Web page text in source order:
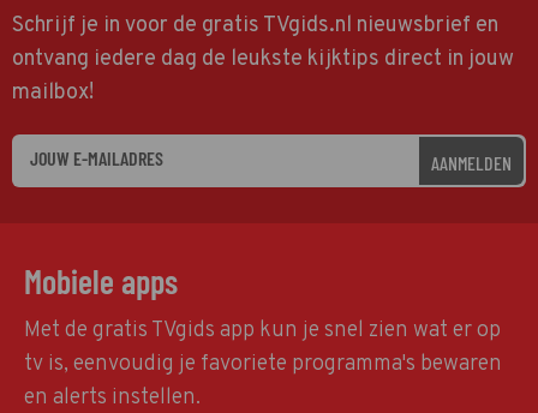
Schrijf je in voor de gratis TVgids.nl nieuwsbrief en
ontvang iedere dag de leukste kijktips direct in jouw
mailbox!
AANMELDEN
Mobiele apps
Met de gratis TVgids app kun je snel zien wat er op
tv is, eenvoudig je favoriete programma's bewaren
en alerts instellen.